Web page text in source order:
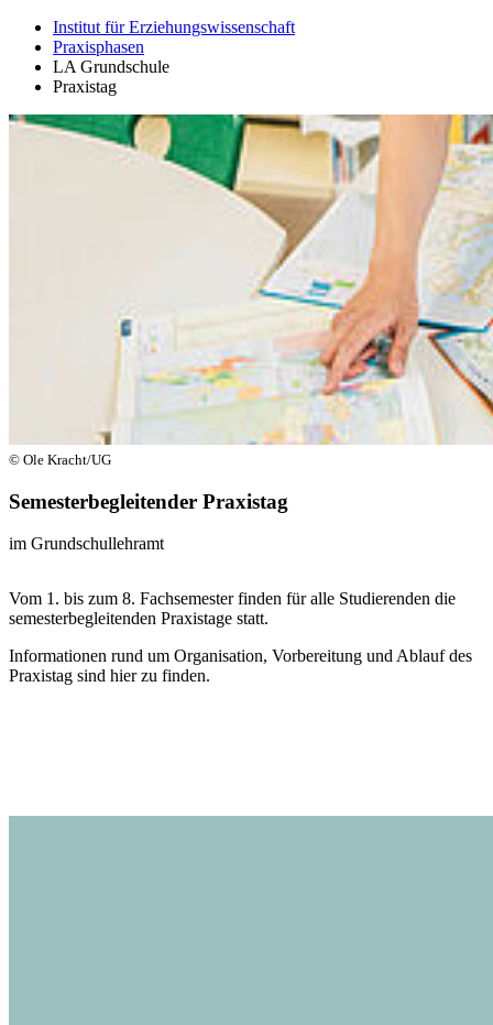
Institut für Erziehungswissenschaft
Praxisphasen
LA Grundschule
Praxistag
© Ole Kracht/UG
Semesterbegleitender Praxistag
im Grundschullehramt
Vom 1. bis zum 8. Fachsemester finden für alle Studierenden die
semesterbegleitenden Praxistage statt.
Informationen rund um Organisation, Vorbereitung und Ablauf des
Praxistag sind hier zu finden.